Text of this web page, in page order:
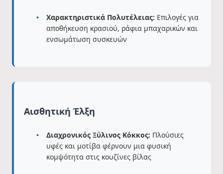
Χαρακτηριστικά Πολυτέλειας: Επιλογές για
αποθήκευση κρασιού, ράφια μπαχαρικών και
ενσωμάτωση συσκευών
Αισθητική Έλξη
Διαχρονικός Ξύλινος Κόκκος: Πλούσιες
υφές και μοτίβα φέρνουν μια φυσική
κομψότητα στις κουζίνες βίλας